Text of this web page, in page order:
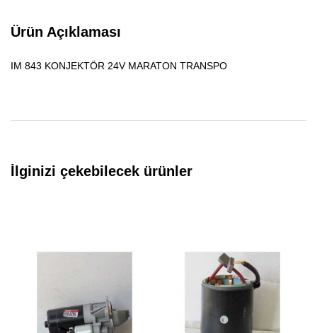
Ürün Açıklaması
IM 843 KONJEKTÖR 24V MARATON TRANSPO
İlginizi çekebilecek ürünler